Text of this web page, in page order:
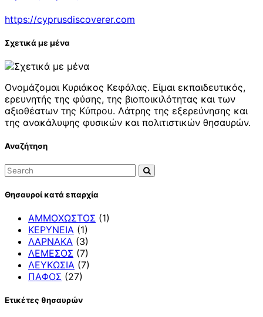
https://cyprusdiscoverer.com
Σχετικά με μένα
Ονομάζομαι Κυριάκος Κεφάλας. Είμαι εκπαιδευτικός,
ερευνητής της φύσης, της βιοποικιλότητας και των
αξιοθέατων της Κύπρου. Λάτρης της εξερεύνησης και
της ανακάλυψης φυσικών και πολιτιστικών θησαυρών.
Αναζήτηση
Θησαυροί κατά επαρχία
ΑΜΜΟΧΩΣΤΟΣ (1)
ΚΕΡΥΝΕΙΑ (1)
ΛΑΡΝΑΚΑ (3)
ΛΕΜΕΣΟΣ (7)
ΛΕΥΚΩΣΙΑ (7)
ΠΑΦΟΣ (27)
Ετικέτες θησαυρών